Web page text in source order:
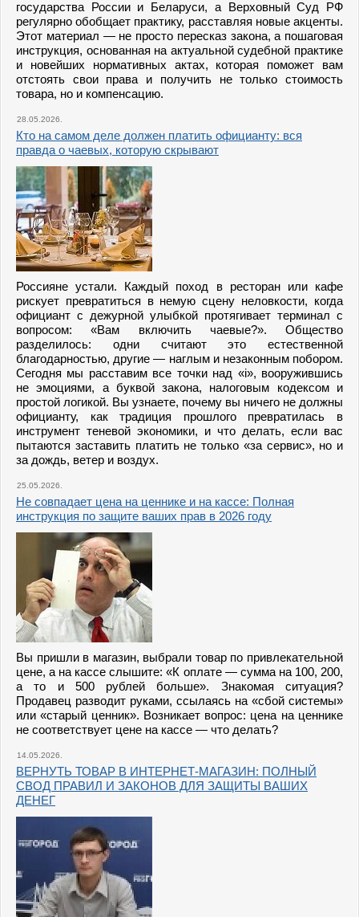
государства России и Беларуси, а Верховный Суд РФ
регулярно обобщает практику, расставляя новые акценты.
Этот материал — не просто пересказ закона, а пошаговая
инструкция, основанная на актуальной судебной практике
и новейших нормативных актах, которая поможет вам
отстоять свои права и получить не только стоимость
товара, но и компенсацию.
28.05.2026.
Кто на самом деле должен платить официанту: вся
правда о чаевых, которую скрывают
Россияне устали. Каждый поход в ресторан или кафе
рискует превратиться в немую сцену неловкости, когда
официант с дежурной улыбкой протягивает терминал с
вопросом: «Вам включить чаевые?». Общество
разделилось: одни считают это естественной
благодарностью, другие — наглым и незаконным побором.
Сегодня мы расставим все точки над «i», вооружившись
не эмоциями, а буквой закона, налоговым кодексом и
простой логикой. Вы узнаете, почему вы ничего не должны
официанту, как традиция прошлого превратилась в
инструмент теневой экономики, и что делать, если вас
пытаются заставить платить не только «за сервис», но и
за дождь, ветер и воздух.
25.05.2026.
Не совпадает цена на ценнике и на кассе: Полная
инструкция по защите ваших прав в 2026 году
Вы пришли в магазин, выбрали товар по привлекательной
цене, а на кассе слышите: «К оплате — сумма на 100, 200,
а то и 500 рублей больше». Знакомая ситуация?
Продавец разводит руками, ссылаясь на «сбой системы»
или «старый ценник». Возникает вопрос: цена на ценнике
не соответствует цене на кассе — что делать?
14.05.2026.
ВЕРНУТЬ ТОВАР В ИНТЕРНЕТ-МАГАЗИН: ПОЛНЫЙ
СВОД ПРАВИЛ И ЗАКОНОВ ДЛЯ ЗАЩИТЫ ВАШИХ
ДЕНЕГ